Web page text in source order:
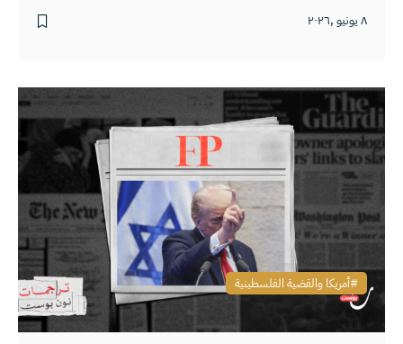
٨ يونيو ,٢٠٢٦
أمريكا والقضية الفلسطينية